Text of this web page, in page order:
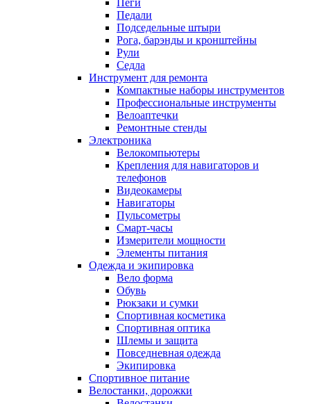
Педали
Подседельные штыри
Рога, барэнды и кронштейны
Рули
Седла
Инструмент для ремонта
Компактные наборы инструментов
Профессиональные инструменты
Велоаптечки
Ремонтные стенды
Электроника
Велокомпьютеры
Крепления для навигаторов и
телефонов
Видеокамеры
Навигаторы
Пульсометры
Смарт-часы
Измерители мощности
Элементы питания
Одежда и экипировка
Вело форма
Обувь
Рюкзаки и сумки
Спортивная косметика
Спортивная оптика
Шлемы и защита
Повседневная одежда
Экипировка
Спортивное питание
Велостанки, дорожки